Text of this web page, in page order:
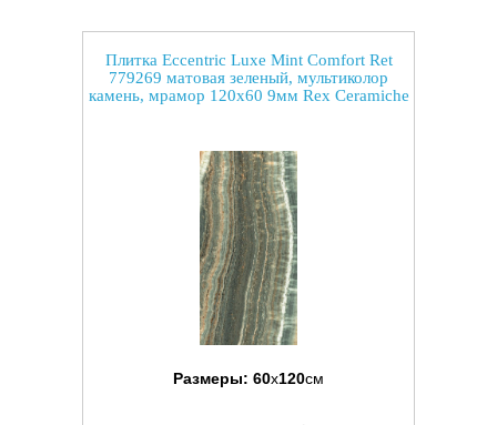
Плитка Eccentric Luxe Mint Comfort Ret
779269 матовая зеленый, мультиколор
камень, мрамор 120x60 9мм Rex Ceramiche
Размеры: 60x120см